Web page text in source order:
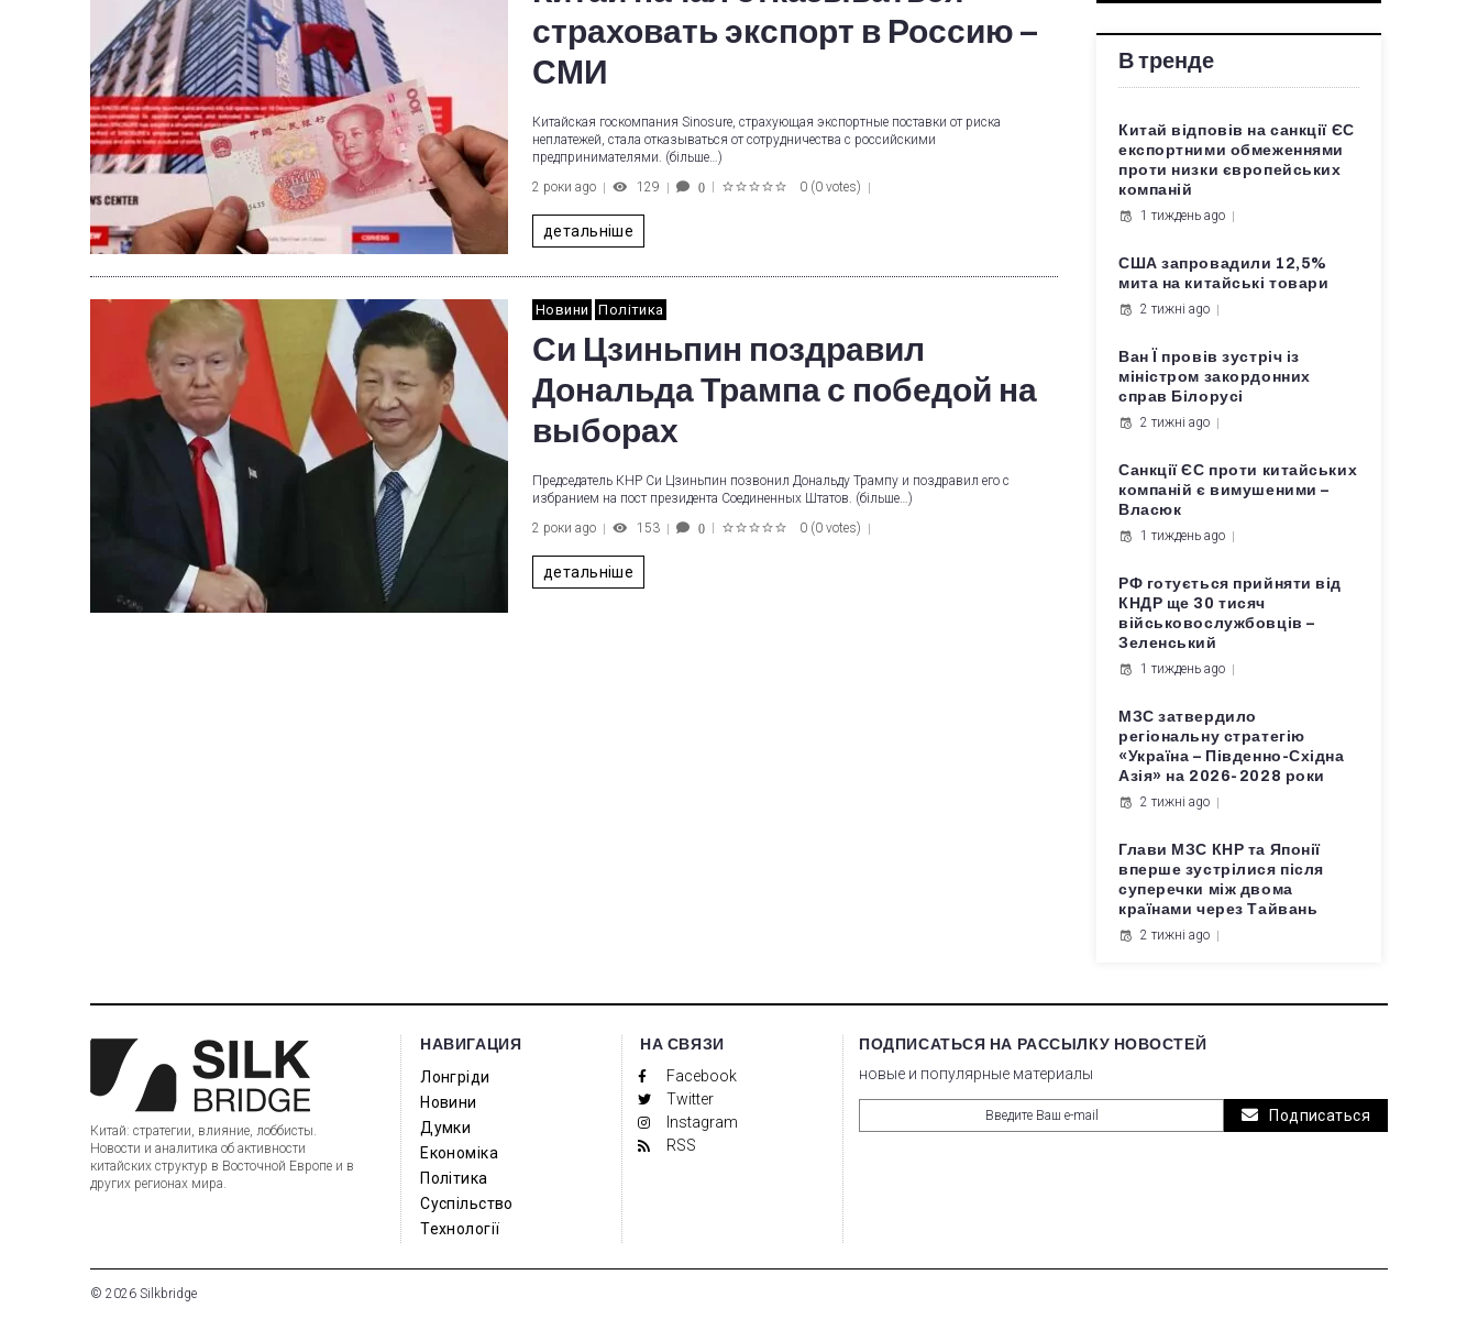
страховать экспорт в Россию –
СМИ
Китайская госкомпания Sinosure, страхующая экспортные поставки от риска
неплатежей, стала отказываться от сотрудничества с российскими
предпринимателями. (більше…)
2 роки ago
129 0 0 (0 votes)
детальніше
Новини Політика
Си Цзиньпин поздравил
Дональда Трампа с победой на
выборах
Председатель КНР Си Цзиньпин позвонил Дональду Трампу и поздравил его с
избранием на пост президента Соединенных Штатов. (більше…)
2 роки ago
153 0 0 (0 votes)
детальніше
В тренде
Китай відповів на санкції ЄС
експортними обмеженнями
проти низки європейських
компаній
1 тиждень ago
США запровадили 12,5%
мита на китайські товари
2 тижні ago
Ван Ї провів зустріч із
міністром закордонних
справ Білорусі
2 тижні ago
Санкції ЄС проти китайських
компаній є вимушеними –
Власюк
1 тиждень ago
РФ готується прийняти від
КНДР ще 30 тисяч
військовослужбовців –
Зеленський
1 тиждень ago
МЗС затвердило
регіональну стратегію
«Україна – Південно-Східна
Азія» на 2026-2028 роки
2 тижні ago
Глави МЗС КНР та Японії
вперше зустрілися після
суперечки між двома
країнами через Тайвань
2 тижні ago
Китай: стратегии, влияние, лоббисты.
Новости и аналитика об активности
китайских структур в Восточной Европе и в
других регионах мира.
НАВИГАЦИЯ
Лонгріди
Новини
Думки
Економіка
Політика
Суспільство
Технології
НА СВЯЗИ
Facebook
Twitter
Instagram
RSS
ПОДПИСАТЬСЯ НА РАССЫЛКУ НОВОСТЕЙ
новые и популярные материалы
Подписаться
© 2026 Silkbridge